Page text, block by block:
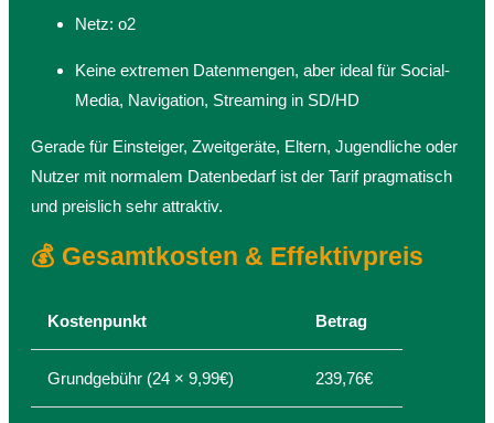
Netz: o2
Keine extremen Datenmengen, aber ideal für Social-
Media, Navigation, Streaming in SD/HD
Gerade für Einsteiger, Zweitgeräte, Eltern, Jugendliche oder
Nutzer mit normalem Datenbedarf ist der Tarif pragmatisch
und preislich sehr attraktiv.
💰 Gesamtkosten & Effektivpreis
Kostenpunkt Betrag
Grundgebühr (24 × 9,99€) 239,76€